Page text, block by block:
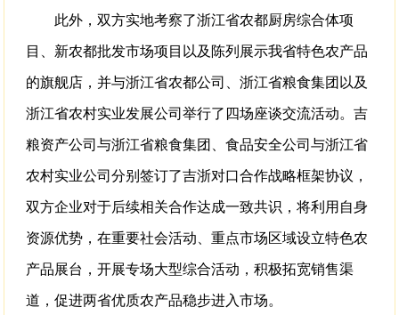
此外，双方实地考察了浙江省农都厨房综合体项
目、新农都批发市场项目以及陈列展示我省特色农产品
的旗舰店，并与浙江省农都公司、浙江省粮食集团以及
浙江省农村实业发展公司举行了四场座谈交流活动。吉
粮资产公司与浙江省粮食集团、食品安全公司与浙江省
农村实业公司分别签订了吉浙对口合作战略框架协议，
双方企业对于后续相关合作达成一致共识，将利用自身
资源优势，在重要社会活动、重点市场区域设立特色农
产品展台，开展专场大型综合活动，积极拓宽销售渠
道，促进两省优质农产品稳步进入市场。